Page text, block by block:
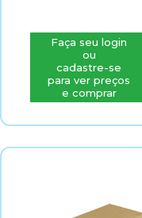
Faça seu login
ou
cadastre-se
para ver preços
e comprar